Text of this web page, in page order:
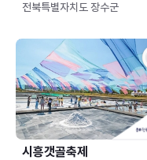
전북특별자치도 장수군
시흥갯골축제